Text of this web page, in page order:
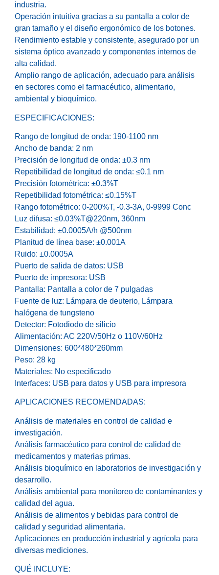
industria.
Operación intuitiva gracias a su pantalla a color de
gran tamaño y el diseño ergonómico de los botones.
Rendimiento estable y consistente, asegurado por un
sistema óptico avanzado y componentes internos de
alta calidad.
Amplio rango de aplicación, adecuado para análisis
en sectores como el farmacéutico, alimentario,
ambiental y bioquímico.
ESPECIFICACIONES:
Rango de longitud de onda: 190-1100 nm
Ancho de banda: 2 nm
Precisión de longitud de onda: ±0.3 nm
Repetibilidad de longitud de onda: ≤0.1 nm
Precisión fotométrica: ±0.3%T
Repetibilidad fotométrica: ≤0.15%T
Rango fotométrico: 0-200%T, -0.3-3A, 0-9999 Conc
Luz difusa: ≤0.03%T@220nm, 360nm
Estabilidad: ±0.0005A/h @500nm
Planitud de línea base: ±0.001A
Ruido: ±0.0005A
Puerto de salida de datos: USB
Puerto de impresora: USB
Pantalla: Pantalla a color de 7 pulgadas
Fuente de luz: Lámpara de deuterio, Lámpara
halógena de tungsteno
Detector: Fotodiodo de silicio
Alimentación: AC 220V/50Hz o 110V/60Hz
Dimensiones: 600*480*260mm
Peso: 28 kg
Materiales: No especificado
Interfaces: USB para datos y USB para impresora
APLICACIONES RECOMENDADAS:
Análisis de materiales en control de calidad e
investigación.
Análisis farmacéutico para control de calidad de
medicamentos y materias primas.
Análisis bioquímico en laboratorios de investigación y
desarrollo.
Análisis ambiental para monitoreo de contaminantes y
calidad del agua.
Análisis de alimentos y bebidas para control de
calidad y seguridad alimentaria.
Aplicaciones en producción industrial y agrícola para
diversas mediciones.
QUÉ INCLUYE: